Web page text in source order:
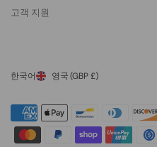
고객 지원
한국어 영국(GBP £)